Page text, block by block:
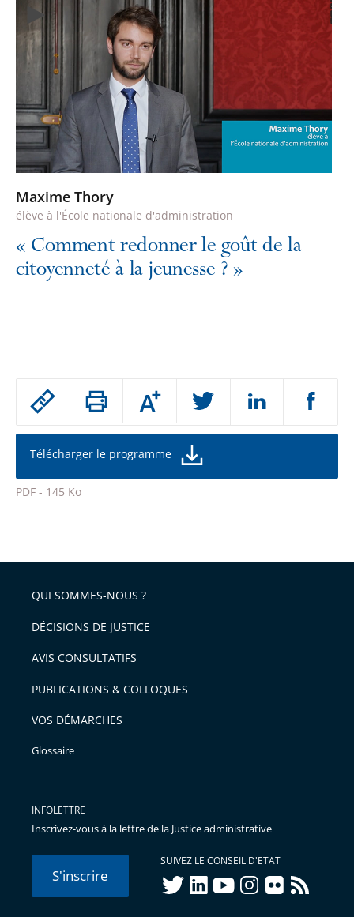
Passer
partage
de
l'article
pour
Augmenter
ou
la
de
police
Télécharger le programme
PDF - 145 Ko
l'article
pour
avant
Maxime Thory
élève à l'École nationale d'administration
« Comment redonner le goût de la
citoyenneté à la jeunesse ?»
QUI SOMMES-NOUS ?
DÉCISIONS DE JUSTICE
AVIS CONSULTATIFS
PUBLICATIONS & COLLOQUES
VOS DÉMARCHES
Glossaire
INFOLETTRE
Inscrivez-vous à la lettre de la Justice administrative
S'inscrire
SUIVEZ LE CONSEIL D'ETAT
twitterlinkedInyoutubeinstagram
flickr rss